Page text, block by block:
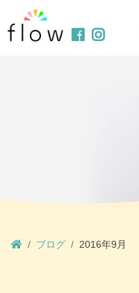
ブログ 2016年9月